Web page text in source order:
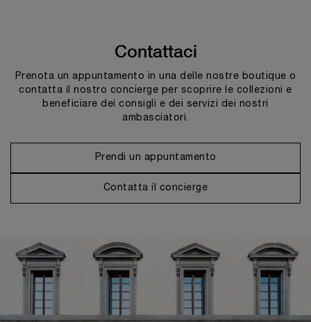
Contattaci
Prenota un appuntamento in una delle nostre boutique o
contatta il nostro concierge per scoprire le collezioni e
beneficiare dei consigli e dei servizi dei nostri
ambasciatori.
Prendi un appuntamento
Contatta il concierge